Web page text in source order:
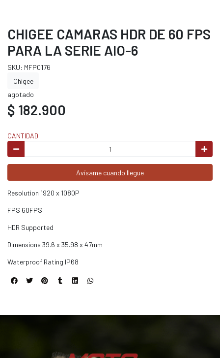
CHIGEE CAMARAS HDR DE 60 FPS
PARA LA SERIE AIO-6
SKU: MFP0176
Chigee
agotado
$ 182.900
CANTIDAD
Avísame cuando llegue
Resolution 1920 x 1080P
FPS 60FPS
HDR Supported
Dimensions 39.6 x 35.98 x 47mm
Waterproof Rating IP68